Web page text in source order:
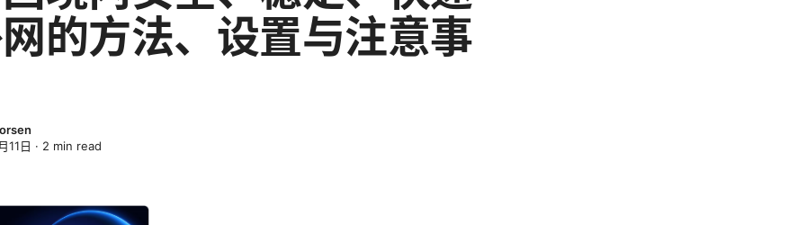
的方法、设置与注意事
11日 · 2 min read